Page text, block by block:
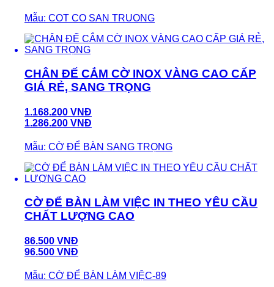
Mẫu: COT CO SAN TRUONG
CHÂN ĐẾ CẮM CỜ INOX VÀNG CAO CẤP
GIÁ RẺ, SANG TRỌNG
1.168.200 VNĐ
1.286.200 VNĐ
Mẫu: CỜ ĐỂ BÀN SANG TRỌNG
CỜ ĐỂ BÀN LÀM VIỆC IN THEO YÊU CẦU
CHẤT LƯỢNG CAO
86.500 VNĐ
96.500 VNĐ
Mẫu: CỜ ĐỂ BÀN LÀM VIỆC-89